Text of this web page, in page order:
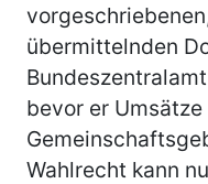
übermittelnden
bevor er
Wahlrecht kann